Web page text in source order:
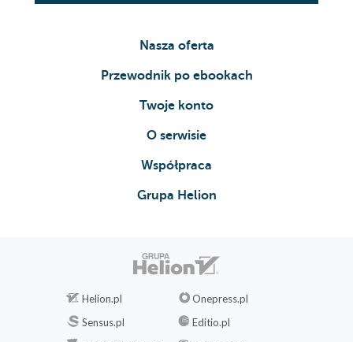
Nasza oferta
Przewodnik po ebookach
Twoje konto
O serwisie
Współpraca
Grupa Helion
Helion.pl
Onepress.pl
Sensus.pl
Editio.pl